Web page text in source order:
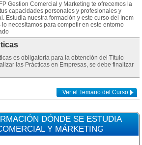
Gestion Comercial y Marketing te ofrecemos la
capacidades personales y profesionales y
Estudia nuestra formación y este curso del Inem
necesitamos para competir en este entorno
es obligatoria para la obtención del Título
las Prácticas en Empresas, se debe finalizar
Ver el Temario del Curso
DÓNDE SE ESTUDIA
Y MÁRKETING